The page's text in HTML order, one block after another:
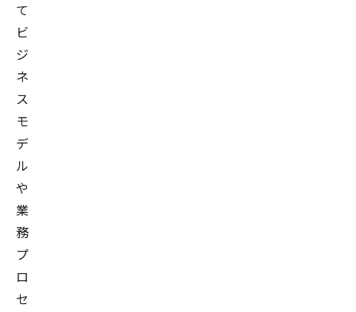
て
ビ
ジ
ネ
ス
モ
デ
ル
や
業
務
プ
ロ
セ